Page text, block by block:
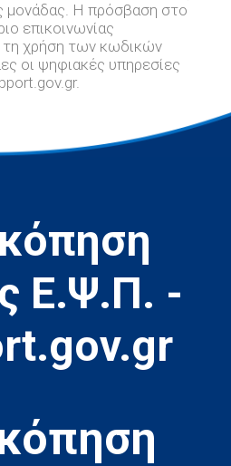
μονάδας. Η πρόσβαση στο
επικοινωνίας
τη χρήση των κωδικών
οι ψηφιακές υπηρεσίες
Ε.Ψ.Π. -